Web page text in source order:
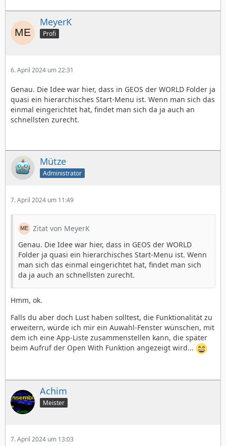
MeyerK
Profi
6. April 2024 um 22:31
Genau. Die Idee war hier, dass in GEOS der WORLD Folder ja
quasi ein hierarchisches Start-Menu ist. Wenn man sich das
einmal eingerichtet hat, findet man sich da ja auch an
schnellsten zurecht.
Mütze
Administrator
7. April 2024 um 11:49
Zitat von MeyerK
Genau. Die Idee war hier, dass in GEOS der WORLD
Folder ja quasi ein hierarchisches Start-Menu ist. Wenn
man sich das einmal eingerichtet hat, findet man sich
da ja auch an schnellsten zurecht.
Hmm, ok.
Falls du aber doch Lust haben solltest, die Funktionalität zu
erweitern, würde ich mir ein Auwahl-Fenster wünschen, mit
dem ich eine App-Liste zusammenstellen kann, die später
beim Aufruf der Open With Funktion angezeigt wird...
Achim
Meister
7. April 2024 um 13:03